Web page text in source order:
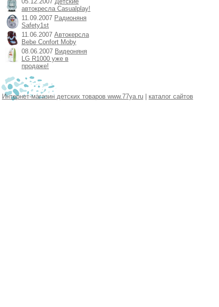
автокресла Casualplay!
11.09.2007 Радионяня
Safety1st
11.06.2007 Автокерсла
Bebe Confort Moby
08.06.2007 Видеоняня
LG R1000 уже в
продаже!
Интернет-магазин детских товаров www.77ya.ru каталог сайтов